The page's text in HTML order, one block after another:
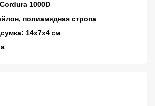
1000D
полиамидная стропа
14x7x4 см